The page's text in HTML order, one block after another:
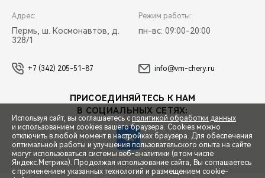
СПЕЦПРЕДЛОЖЕНИЯ
Адрес:
Пермь, ш. Космонавтов, д.
328/1
Режим работы:
пн-вс: 09:00-20:00
+7 (342) 205-51-87 info@vm-chery.ru
ПРИСОЕДИНЯЙТЕСЬ К НАМ
В СОЦИАЛЬНЫХ СЕТЯХ:
Используя сайт, вы соглашаетесь с политикой обработки данных
и использованием cookies вашего браузера. Cookies можно
отключить в любой момент в настройках браузера. Для обеспечения
оптимальной работы и улучшения пользовательского опыта на сайте
могут использоваться системы веб-аналитики (в том числе
Яндекс.Метрика). Продолжая использование сайта, Вы соглашаетесь
с применением указанных технологий и размещением cookie-